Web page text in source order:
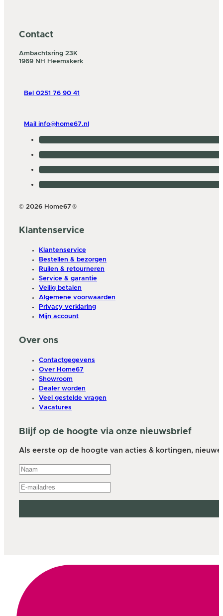
Contact
Ambachtsring 23K
1969 NH Heemskerk
Bel 0251 76 90 41
Mail info@home67.nl
© 2026 Home67 ®
Klantenservice
Klantenservice
Bestellen & bezorgen
Ruilen & retourneren
Service & garantie
Veilig betalen
Algemene voorwaarden
Privacy verklaring
Mijn account
Over ons
Contactgegevens
Over Home67
Showroom
Dealer worden
Veel gestelde vragen
Vacatures
Blijf op de hoogte via onze nieuwsbrief
Als eerste op de hoogte van acties & kortingen,